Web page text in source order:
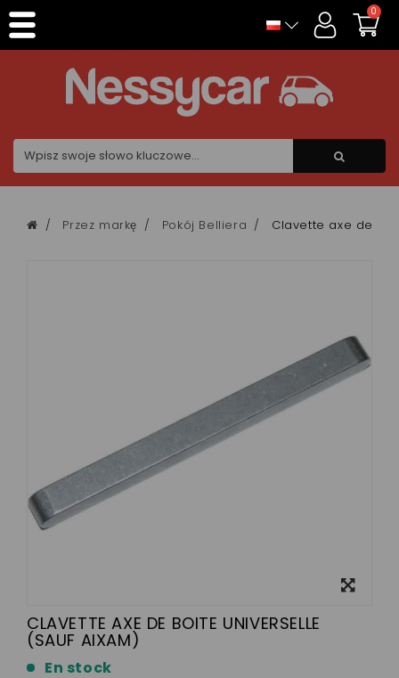
0
Przez markę Pokój Belliera Clavette axe de
CLAVETTE AXE DE BOITE UNIVERSELLE
(SAUF AIXAM)
En stock
Panel zarządzania plikami cookies